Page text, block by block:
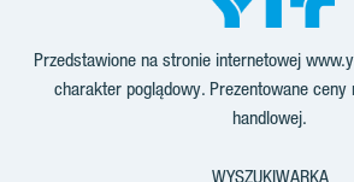
Przedstawione na stronie internetowej
charakter poglądowy. Prezentowane
handlowej.
WYSZUKIWARKA